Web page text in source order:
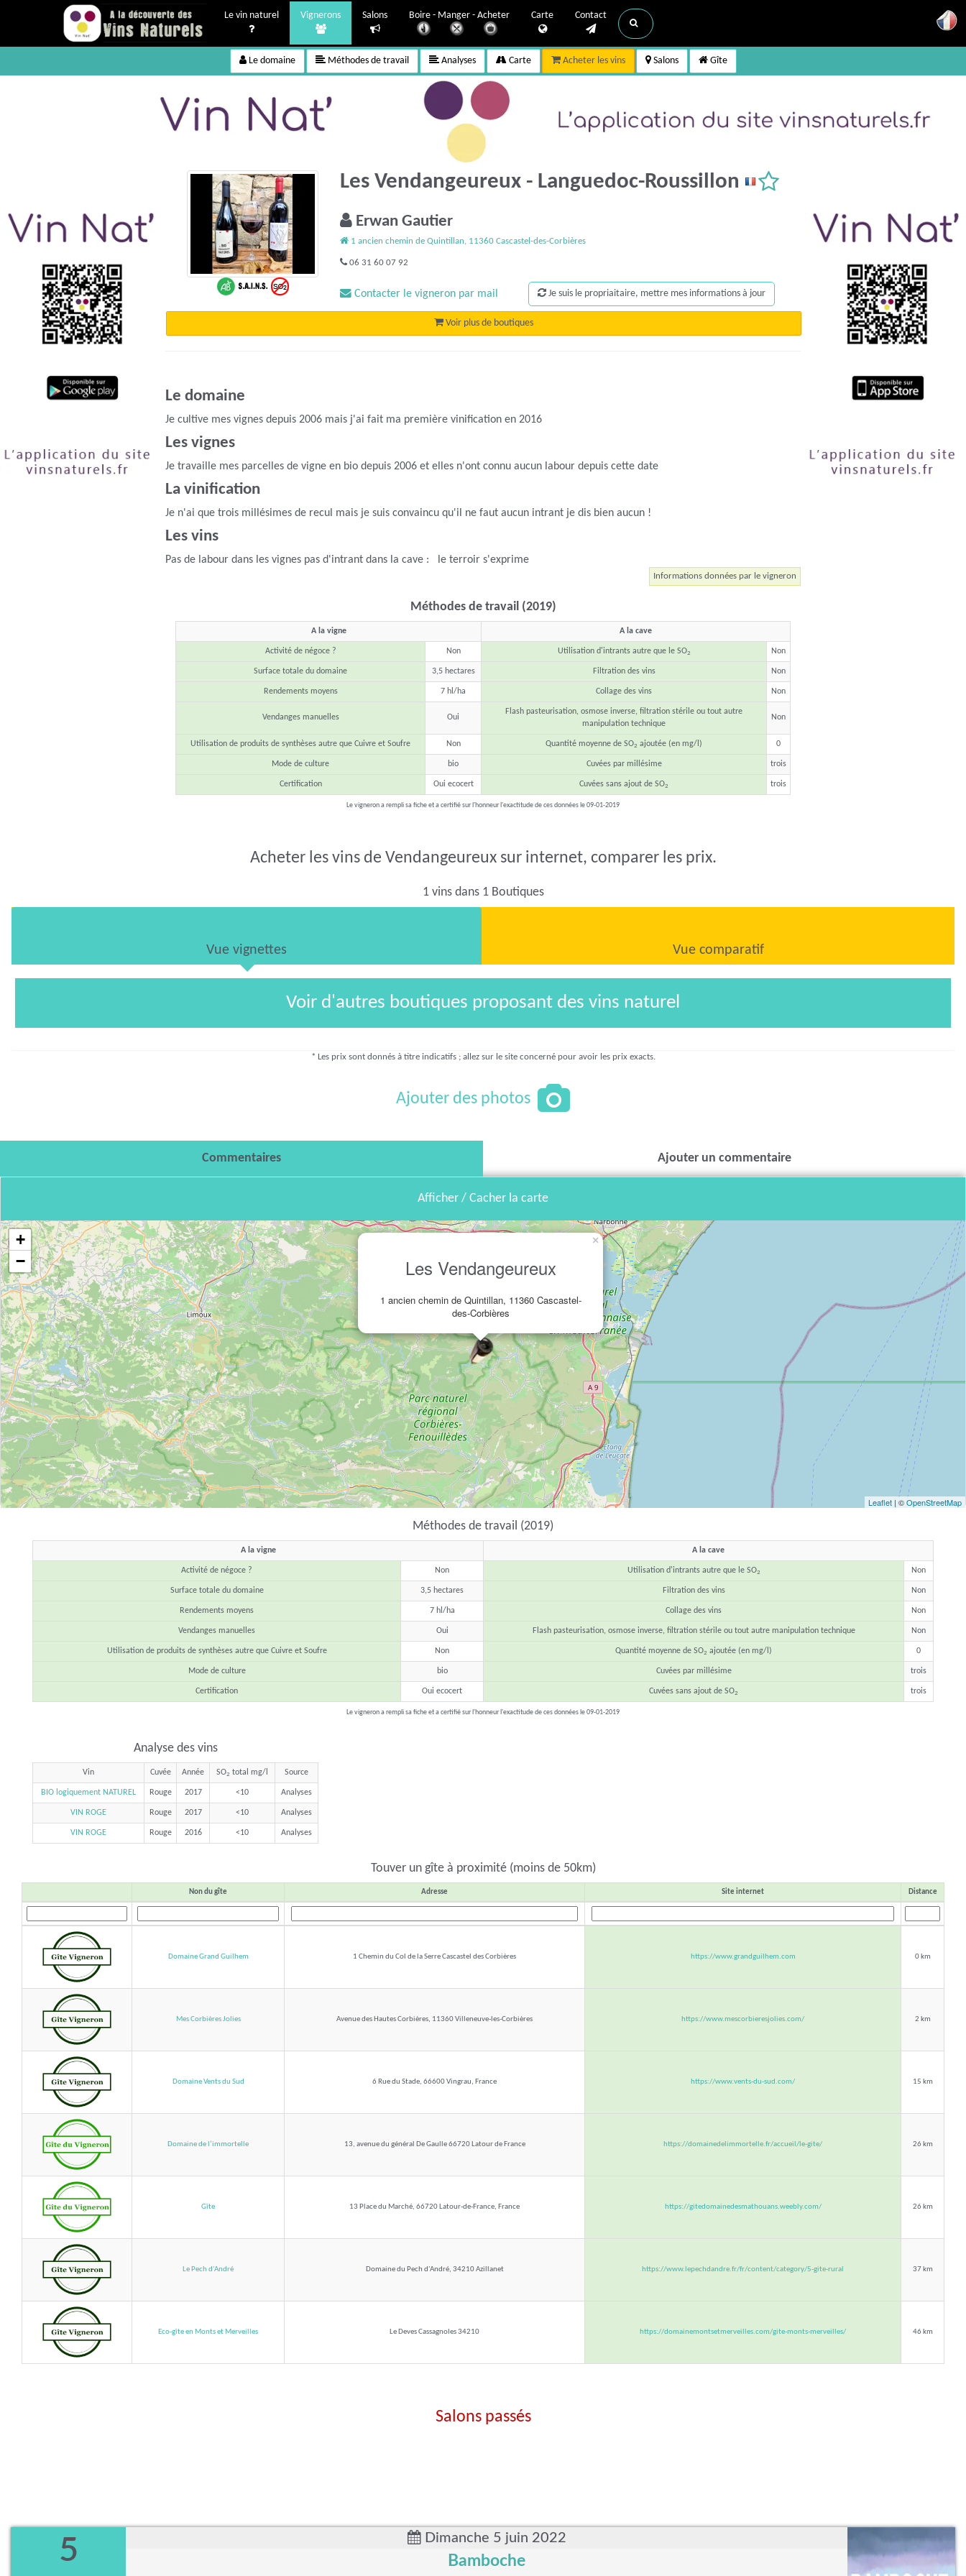
Le vin naturel Vignerons Salons Boire - Manger - Acheter Carte Contact
Le domaine Méthodes de travail Analyses Carte Acheter les vins Salons Gîte
Les Vendangeureux - Languedoc-Roussillon
Erwan Gautier
1 ancien chemin de Quintillan, 11360 Cascastel-des-Corbières
06 31 60 07 92
Contacter le vigneron par mail Je suis le propriaitaire, mettre mes informations à jour
Voir plus de boutiques
Le domaine
Je cultive mes vignes depuis 2006 mais j'ai fait ma première vinification en 2016
Les vignes
Je travaille mes parcelles de vigne en bio depuis 2006 et elles n'ont connu aucun labour depuis cette date
La vinification
Je n'ai que trois millésimes de recul mais je suis convaincu qu'il ne faut aucun intrant je dis bien aucun !
Les vins
Pas de labour dans les vignes pas d'intrant dans la cave : le terroir s'exprime
Informations données par le vigneron
Méthodes de travail (2019)
A la vigne A la cave
Activité de négoce ? Non Utilisation d'intrants autre que le SO2 Non
Surface totale du domaine 3,5 hectares Filtration des vins Non
Rendements moyens 7 hl/ha Collage des vins Non
Vendanges manuelles Oui
Flash pasteurisation, osmose inverse, filtration stérile ou tout autre
manipulation technique
Non
Utilisation de produits de synthèses autre que Cuivre et Soufre Non Quantité moyenne de SO2 ajoutée (en mg/l) 0
Mode de culture bio Cuvées par millésime trois
Certification Oui ecocert Cuvées sans ajout de SO2 trois
Le vigneron a rempli sa fiche et a certifié sur l'honneur l'exactitude de ces données le 09-01-2019
Acheter les vins de Vendangeureux sur internet, comparer les prix.
1 vins dans 1 Boutiques
Vue vignettes Vue comparatif
Voir d'autres boutiques proposant des vins naturel
* Les prix sont donnés à titre indicatifs ; allez sur le site concerné pour avoir les prix exacts.
Ajouter des photos
Commentaires Ajouter un commentaire
Afficher / Cacher la carte
Les Vendangeureux
1 ancien chemin de Quintillan, 11360 Cascastel-
des-Corbières
×
+
−
Leaflet | ©OpenStreetMap
Méthodes de travail (2019)
A la vigne A la cave
Activité de négoce ? Non Utilisation d'intrants autre que le SO2 Non
Surface totale du domaine 3,5 hectares Filtration des vins Non
Rendements moyens 7 hl/ha Collage des vins Non
Vendanges manuelles Oui Flash pasteurisation, osmose inverse, filtration stérile ou tout autre manipulation technique Non
Utilisation de produits de synthèses autre que Cuivre et Soufre Non Quantité moyenne de SO2 ajoutée (en mg/l) 0
Mode de culture bio Cuvées par millésime trois
Certification Oui ecocert Cuvées sans ajout de SO2 trois
Le vigneron a rempli sa fiche et a certifié sur l'honneur l'exactitude de ces données le 09-01-2019
Analyse des vins
Vin Cuvée Année SO2 total mg/l Source
BIO logiquement NATUREL Rouge 2017 <10 Analyses
VIN ROGE Rouge 2017 <10 Analyses
VIN ROGE Rouge 2016 <10 Analyses
Touver un gîte à proximité (moins de 50km)
Non du gîte Adresse Site internet Distance
Domaine Grand Guilhem 1 Chemin du Col de la Serre Cascastel des Corbières https://www.grandguilhem.com 0 km
Mes Corbières Jolies Avenue des Hautes Corbières, 11360 Villeneuve-les-Corbières https://www.mescorbieresjolies.com/ 2 km
Domaine Vents du Sud 6 Rue du Stade, 66600 Vingrau, France https://www.vents-du-sud.com/ 15 km
Domaine de l’immortelle 13, avenue du général De Gaulle 66720 Latour de France https://domainedelimmortelle.fr/accueil/le-gite/ 26 km
Gîte 13 Place du Marché, 66720 Latour-de-France, France https://gitedomainedesmathouans.weebly.com/ 26 km
Le Pech d'André Domaine du Pech d'André, 34210 Azillanet https://www.lepechdandre.fr/fr/content/category/5-gite-rural 37 km
Eco-gîte en Monts et Merveilles Le Deves Cassagnoles 34210 https://domainemontsetmerveilles.com/gite-monts-merveilles/ 46 km
Salons passés
5 Dimanche 5 juin 2022
Bamboche